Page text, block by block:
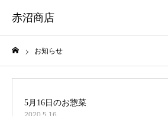
赤沼商店
お知らせ